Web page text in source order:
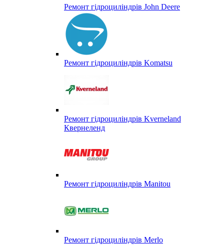
Ремонт гідроциліндрів John Deere
Ремонт гідроциліндрів Komatsu
Ремонт гідроциліндрів Kverneland
Квернеленд
Ремонт гідроциліндрів Manitou
Ремонт гідроциліндрів Merlo